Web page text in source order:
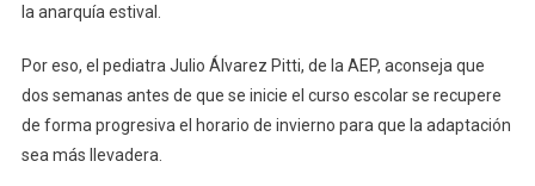
la anarquía estival.
Por eso, el pediatra Julio Álvarez Pitti, de la AEP, aconseja que
dos semanas antes de que se inicie el curso escolar se recupere
de forma progresiva el horario de invierno para que la adaptación
sea más llevadera.